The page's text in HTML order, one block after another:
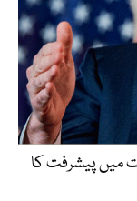
میں پیشرفت کا